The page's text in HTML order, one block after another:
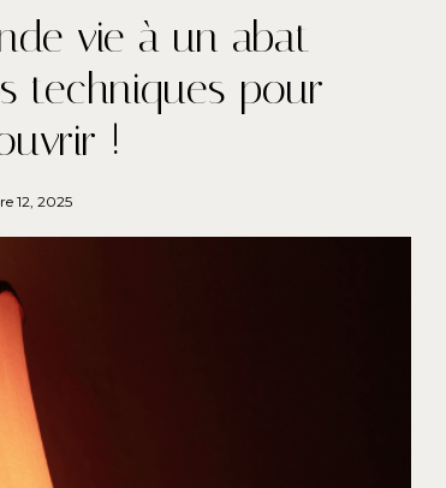
vie à un abat-
techniques pour
!
12, 2025